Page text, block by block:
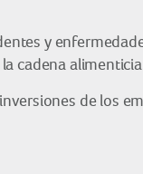
y
cadena
de los